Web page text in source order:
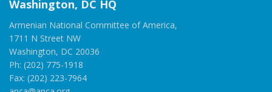
Washington, DC HQ
Armenian National Committee of America,
1711 N Street NW
Washington, DC 20036
Ph: (202) 775-1918
Fax: (202) 223-7964